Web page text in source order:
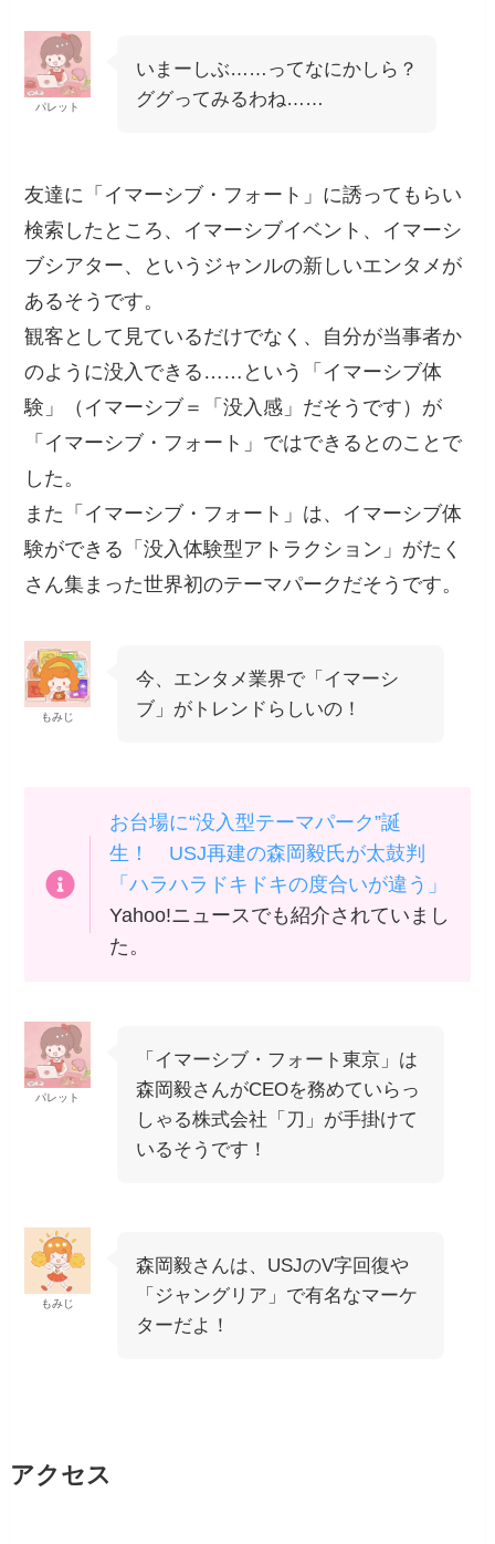
パレット
いまーしぶ……ってなにかしら？
ググってみるわね……
友達に「イマーシブ・フォート」に誘ってもらい
検索したところ、イマーシブイベント、イマーシ
ブシアター、というジャンルの新しいエンタメが
あるそうです。
観客として見ているだけでなく、自分が当事者か
のように没入できる……という「イマーシブ体
験」（イマーシブ＝「没入感」だそうです）が
「イマーシブ・フォート」ではできるとのことで
した。
また「イマーシブ・フォート」は、イマーシブ体
験ができる「没入体験型アトラクション」がたく
さん集まった世界初のテーマパークだそうです。
もみじ
今、エンタメ業界で「イマーシ
ブ」がトレンドらしいの！
お台場に“没入型テーマパーク”誕
生！ USJ再建の森岡毅氏が太鼓判
「ハラハラドキドキの度合いが違う」
Yahoo!ニュースでも紹介されていまし
た。
パレット
「イマーシブ・フォート東京」は
森岡毅さんがCEOを務めていらっ
しゃる株式会社「刀」が手掛けて
いるそうです！
もみじ
森岡毅さんは、USJのV字回復や
「ジャングリア」で有名なマーケ
ターだよ！
アクセス